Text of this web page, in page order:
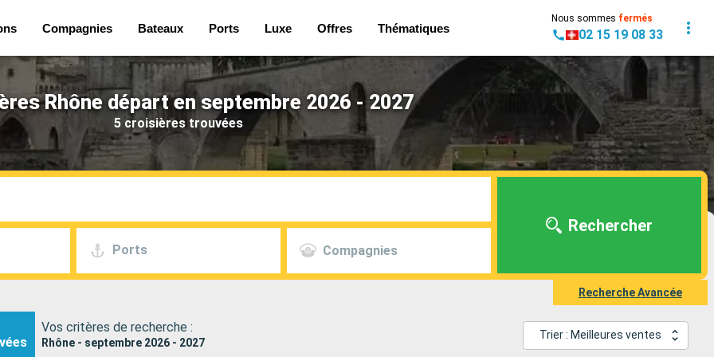
Compagnies Bateaux Ports Luxe Offres Thématiques
Nous sommes fermés
02 15 19 08 33
Rhône départ en septembre 2026 - 2027
5 croisières trouvées
Ports Compagnies
Rechercher
Recherche Avancée
Vos critères de recherche :
Rhône - septembre 2026 - 2027
Trier : Meilleures ventes